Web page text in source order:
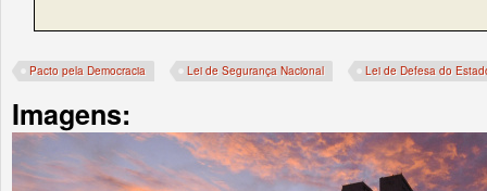
Pacto pela Democracia Lei de Segurança Nacional Lei de Defesa do
Imagens: